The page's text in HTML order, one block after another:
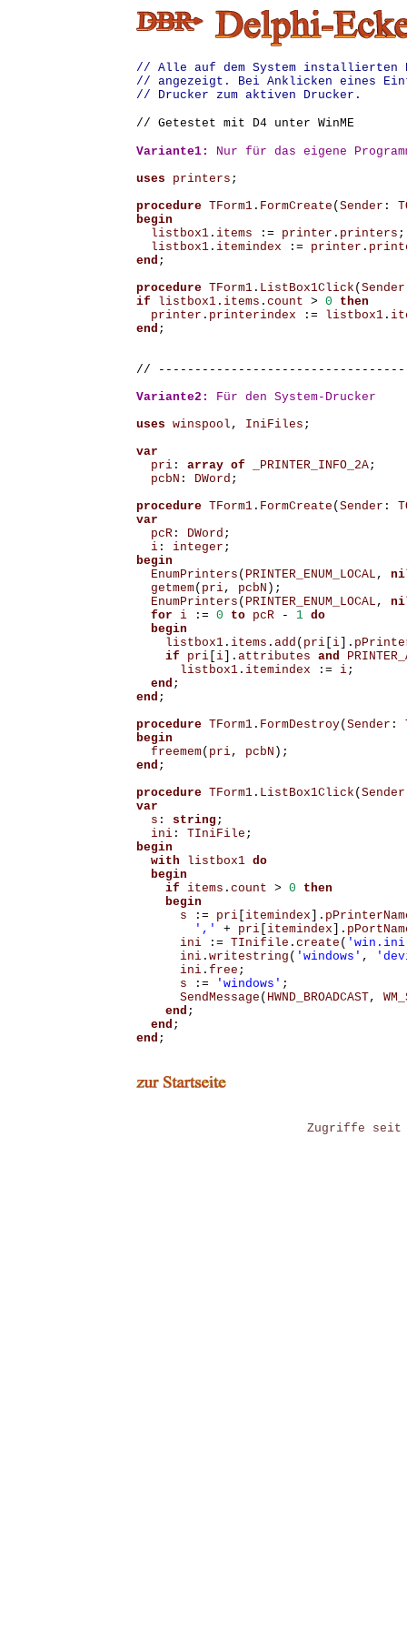
// Alle auf dem System installierten
// angezeigt. Bei Anklicken eines
// Drucker zum aktiven Drucker.
// Getestet mit D4 unter WinME
Variante1:
Nur für das eigene
uses
printers ;
procedure TForm1. FormCreate ( Sender :
begin
listbox1. items := printer . printers ;
listbox1. itemindex := printer .
end ;
procedure TForm1. ListBox1Click ( Sender
if
listbox1. items . count > 0
then
printer . printerindex := listbox1.
end ;
//
Variante2:
Für den System-
uses winspool , IniFiles ;
var
pri: array of _PRINTER_INFO_2A;
pcbN : DWord ;
procedure TForm1. FormCreate ( Sender :
var
pcR: DWord ;
i: integer ;
begin
EnumPrinters ( PRINTER_ENUM_LOCAL ,
getmem( pri, pcbN );
EnumPrinters ( PRINTER_ENUM_LOCAL ,
for
i := 0 to pcR - 1 do
begin
listbox1. items . add ( pri[ i].
if
pri[ i]. attributes and
listbox1. itemindex := i;
end ;
end ;
procedure TForm1. FormDestroy( Sender :
begin
freemem( pri, pcbN );
end ;
procedure TForm1. ListBox1Click ( Sender
var
s : string ;
ini: TIniFile ;
begin
with
listbox1 do
begin
if
items . count > 0
then
begin
s
:= pri[ itemindex ].
','
+ pri[ itemindex ].
ini
:= TInifile . create (
ini. writestring ( 'windows' ,
ini. free ;
s
:= 'windows' ;
SendMessage ( HWND_BROADCAST,
end ;
end ;
end ;
Zugriffe seit